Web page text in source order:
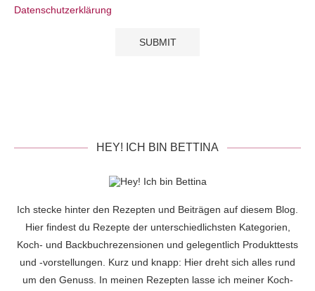
Datenschutzerklärung
HEY! ICH BIN BETTINA
Ich stecke hinter den Rezepten und Beiträgen auf diesem Blog.
Hier findest du Rezepte der unterschiedlichsten Kategorien,
Koch- und Backbuchrezensionen und gelegentlich Produkttests
und -vorstellungen. Kurz und knapp: Hier dreht sich alles rund
um den Genuss. In meinen Rezepten lasse ich meiner Koch-